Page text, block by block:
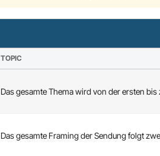
TOPIC
Das gesamte Thema wird von der ersten
Das gesamte Framing der Sendung folgt